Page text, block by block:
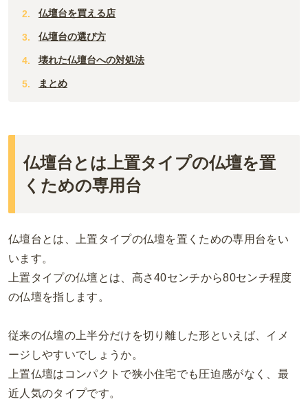
仏壇台を買える店
仏壇台の選び方
壊れた仏壇台への対処法
まとめ
仏壇台とは上置タイプの仏壇を置
くための専用台
仏壇台とは、上置タイプの仏壇を置くための専用台をい
います。
上置タイプの仏壇とは、高さ40センチから80センチ程度
の仏壇を指します。
従来の仏壇の上半分だけを切り離した形といえば、イメ
ージしやすいでしょうか。
上置仏壇はコンパクトで狭小住宅でも圧迫感がなく、最
近人気のタイプです。